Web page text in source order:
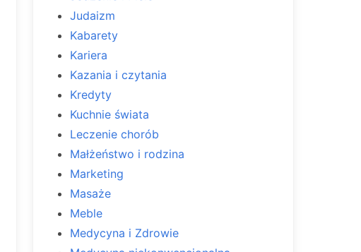
Judaizm
Kabarety
Kariera
Kazania i czytania
Kredyty
Kuchnie świata
Leczenie chorób
Małżeństwo i rodzina
Marketing
Masaże
Meble
Medycyna i Zdrowie